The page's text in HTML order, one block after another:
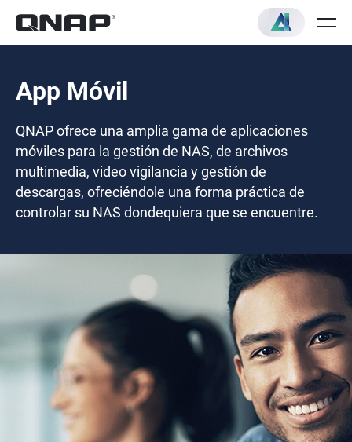
App Móvil
QNAP ofrece una amplia gama de aplicaciones
móviles para la gestión de NAS, de archivos
multimedia, video vigilancia y gestión de
descargas, ofreciéndole una forma práctica de
controlar su NAS dondequiera que se encuentre.